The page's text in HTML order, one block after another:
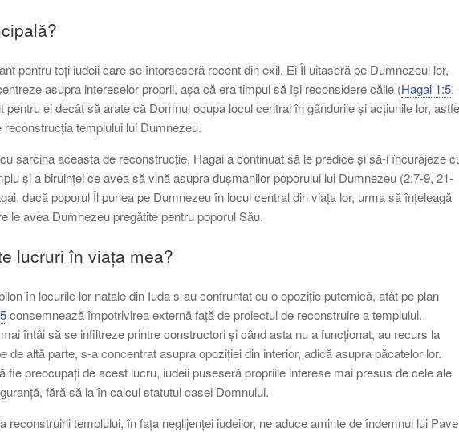
pentru toți iudeii care se întorseseră recent din exil. Ei Îl uitaseră pe Dumnezeul lor,
asupra intereselor proprii, așa că era timpul să își reconsidere căile (Hagai 1:5,
ei decât să arate că Domnul ocupa locul central în gândurile și acțiunile lor,
templului lui Dumnezeu.
sarcina aceasta de reconstrucție, Hagai a continuat să le predice și să-i încurajeze
și a biruinței ce avea să vină asupra dușmanilor poporului lui Dumnezeu (2:7-9, 21-
dacă poporul Îl punea pe Dumnezeu în locul central din viața lor, urma să înțeleagă
le avea Dumnezeu pregătite pentru poporul Său.
lucruri în viața mea?
în locurile lor natale din Iuda s-au confruntat cu o opoziție puternică, atât pe plan
consemnează împotrivirea externă față de proiectul de reconstruire a templului.
întâi să se infiltreze printre constructori și când asta nu a funcționat, au recurs la
de altă parte, s-a concentrat asupra opoziției din interior, adică asupra păcatelor lor.
fie preocupați de acest lucru, iudeii puseseră propriile interese mai presus de cele ale
fără să ia în calcul statutul casei Domnului.
reconstruirii templului, în fața neglijenței iudeilor, ne aduce aminte de îndemnul lui